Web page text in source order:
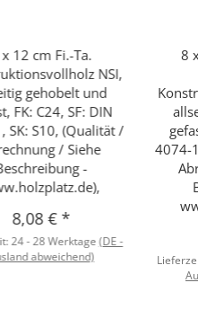
12 cm Fi.-Ta.
NSI,
gehobelt und
FK: C24, SF: DIN
SK: S10, (Qualität /
/ Siehe
-
8,08 € *
24 - 28 Werktage(DE -
abweichend)
8
4074-